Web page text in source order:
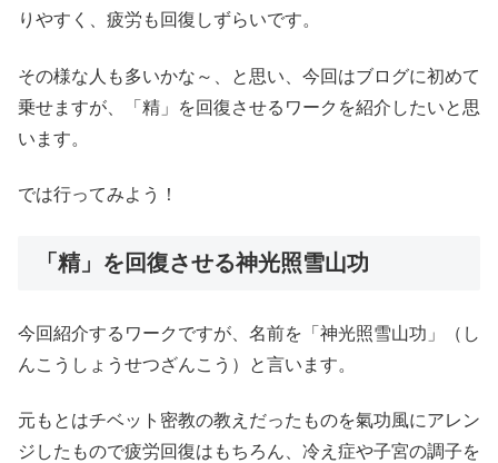
りやすく、疲労も回復しずらいです。
その様な人も多いかな～、と思い、今回はブログに初めて
乗せますが、「精」を回復させるワークを紹介したいと思
います。
では行ってみよう！
「精」を回復させる神光照雪山功
今回紹介するワークですが、名前を「神光照雪山功」（し
んこうしょうせつざんこう）と言います。
元もとはチベット密教の教えだったものを氣功風にアレン
ジしたもので疲労回復はもちろん、冷え症や子宮の調子を